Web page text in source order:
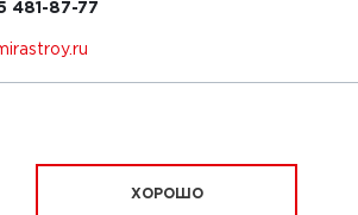
481-87-77
ХОРОШО